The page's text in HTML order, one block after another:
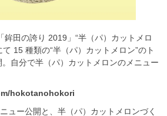
鉾田の誇り 2019」“半（パ）カットメロ
15 種類の“半（パ）カットメロン”のト
自分で半（パ）カットメロンのメニュー
hokotanohokori
ュー公開と、半（パ）カットメロンづく